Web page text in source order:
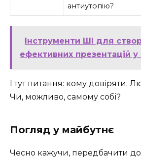
антиутопію?
Інструменти ШІ для
ефективних презентацій у
І тут питання: кому довіряти.
Чи, можливо, самому собі?
Погляд у майбутнє
Чесно кажучи, передбачити